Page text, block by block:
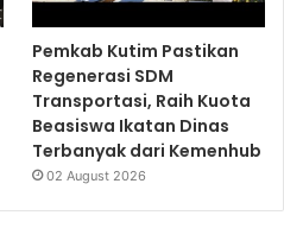
Pemkab Kutim Pastikan
Regenerasi SDM
Transportasi, Raih Kuota
Beasiswa Ikatan Dinas
Terbanyak dari Kemenhub
02 August 2026